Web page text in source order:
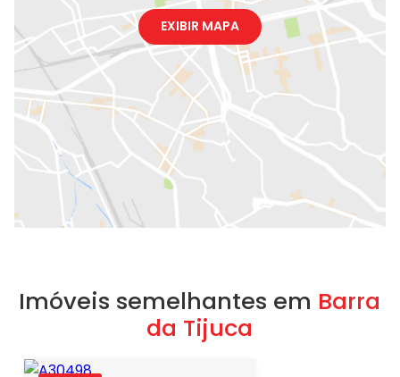
EXIBIR MAPA
Imóveis semelhantes em Barra
da Tijuca